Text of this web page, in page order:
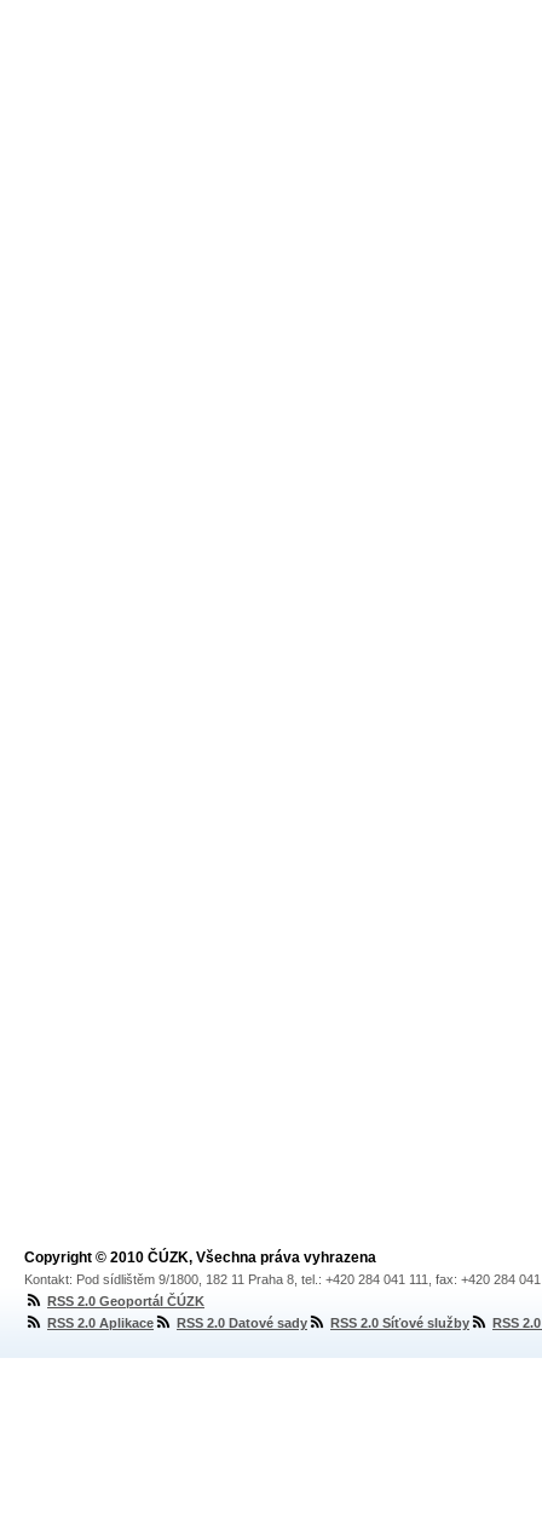
Copyright © 2010 ČÚZK, Všechna práva vyhrazena
Kontakt: Pod sídlištěm 9/1800, 182 11 Praha 8, tel.: +420 284 041 111, fax: +420 284
RSS 2.0 Geoportál ČÚZK
RSS 2.0 Aplikace
RSS 2.0 Datové sady RSS 2.0 Síťové služby RSS